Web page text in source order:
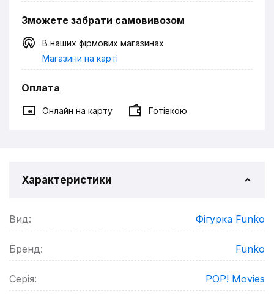
Зможете забрати самовивозом
В наших фірмових магазинах
Магазини на карті
Оплата
Онлайн на карту Готівкою
Характеристики
Вид: Фігурка Funko
Бренд: Funko
Серія: POP! Movies